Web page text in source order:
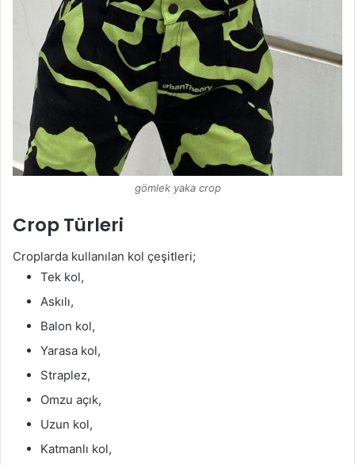
gömlek yaka crop
Crop Türleri
Croplarda kullanılan kol çeşitleri;
Tek kol,
Askılı,
Balon kol,
Yarasa kol,
Straplez,
Omzu açık,
Uzun kol,
Katmanlı kol,